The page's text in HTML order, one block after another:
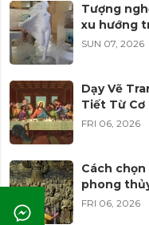
Địa chỉ vẽ
hợp lý
Dịch vụ vẽ
chuyên
Điêu khắc
lượng cao
Tượng
xu hướng
SUN 07, 2026
Dạy Vẽ
Tiết Từ Cơ
FRI 06, 2026
Cách
phong
FRI 06, 2026